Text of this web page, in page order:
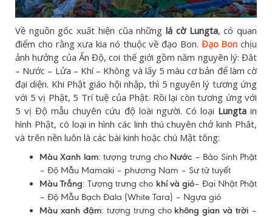
Về nguồn gốc xuất hiện cũa nhữnglá cờ Lungta, có quan
điểm cho rằng xưa kia nó thuộc về đạo Bon. Đạo Bon chịu
ảnh hưởng của Ấn Độ, coi thế giới gồm năm nguyên lý: Đât
– Nước – Lửa – Khí – Không và lấy 5 màu cơ bản để làm cờ
đại diện. Khi Phật giáo hội nhập, thì 5 nguyên lý tương ứng
với 5 vị Phật, 5 Trí tuệ của Phật. Rồi lại còn tương ứng với
5 vị Độ mẫu chuyên cứu độ loài người. Có loại Lungtain
hình Phật, có loại in hình các linh thú chuyên chở kinh Phât,
và trên nền luôn là các bài kinh hoặc chú Mật tông:
Màu Xanh lam: tượng trưng cho Nước – Bảo Sinh Phật
– Độ Mẫu Mamaki – phương Nam – Sư tử tuyết
Màu Trắng: Tượng trưng cho khí và gió– Đại Nhật Phật
– Độ Mẫu Bạch Đala (White Tara) – Ngựa gió
Màu xanh đậm: tượng trưng cho không gian và trời –